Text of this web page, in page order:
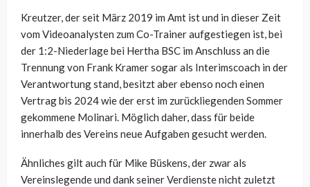
Kreutzer, der seit März 2019 im Amt ist und in dieser Zeit
vom Videoanalysten zum Co-Trainer aufgestiegen ist, bei
der 1:2-Niederlage bei Hertha BSC im Anschluss an die
Trennung von Frank Kramer sogar als Interimscoach in der
Verantwortung stand, besitzt aber ebenso noch einen
Vertrag bis 2024 wie der erst im zurückliegenden Sommer
gekommene Molinari. Möglich daher, dass für beide
innerhalb des Vereins neue Aufgaben gesucht werden.
Ähnliches gilt auch für Mike Büskens, der zwar als
Vereinslegende und dank seiner Verdienste nicht zuletzt